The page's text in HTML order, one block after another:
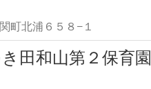
町北浦６５８−１
田和山第２保育園